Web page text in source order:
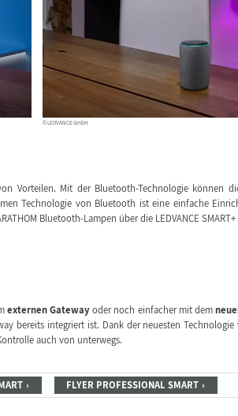
© LEDVANCE GmbH
Vorteilen. Mit der Bluetooth-Technologie können
Technologie von Bluetooth ist eine einfache
Bluetooth-Lampen über die LEDVANCE
externen Gatewayoder noch einfacher mit dem
bereits integriert ist. Dank der neuesten
auch von unterwegs.
FLYER PROFESSIONAL SMART